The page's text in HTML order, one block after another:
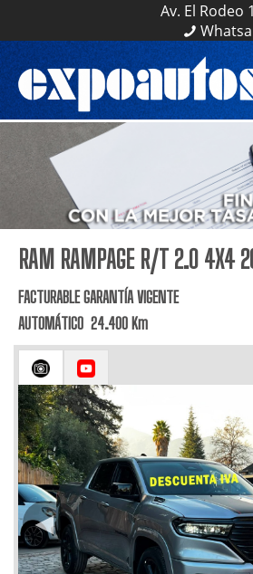
Av. El Rodeo
Av. El Rodeo
RAM RAMPAGE R/T 2.0 4X4
FACTURABLE GARANTÍA VIGENTE
AUTOMÁTICO 24.400 Km